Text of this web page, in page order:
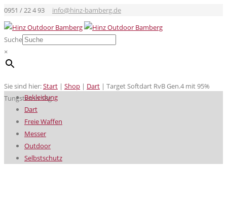
0951 / 22 4 93 info@hinz-bamberg.de
Suche
×
Sie sind hier:Start | Shop | Dart | Target Softdart RvB Gen.4 mit 95%
Tungsten in 18g
Bekleidung
Dart
Freie Waffen
Messer
Outdoor
Selbstschutz